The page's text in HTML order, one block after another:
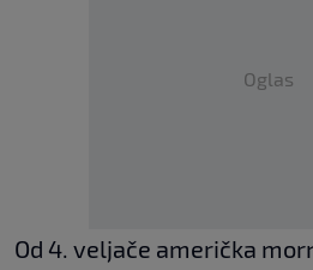
Oglas
Od 4. veljače američka